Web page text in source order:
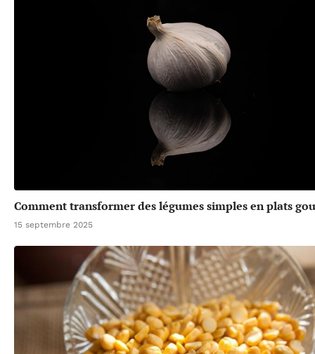
Comment transformer des légumes simples en plats
15 septembre 2025